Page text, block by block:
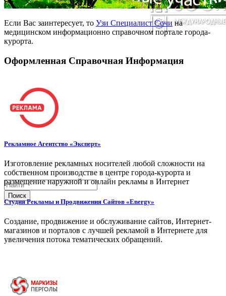
Поиск
Если Вас заинтересует, то Узи Специалист Сочи на
медицинском информационно справочном портале города-
курорта.
Оформленная Справочная Информация
Рекламное Агентство «Эксперт»
Изготовление рекламных носителей любой сложности на
собственном производстве в центре города-курорта и
размещение наружной и онлайн рекламы в Интернет
Студия Рекламы и Продвижения Сайтов «Energy»
Создание, продвижение и обслуживание сайтов, Интернет-
магазинов и порталов с лучшей рекламой в Интернете для
увеличения потока тематических обращений.